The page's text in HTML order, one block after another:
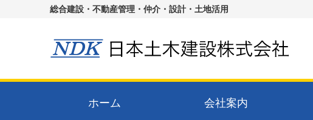
総合建設・不動産管理・仲介・設計・土地活用
ホーム 会社案内